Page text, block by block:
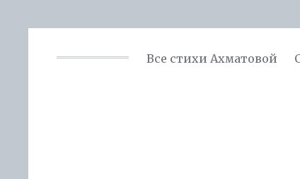
Все стихи Ахматовой